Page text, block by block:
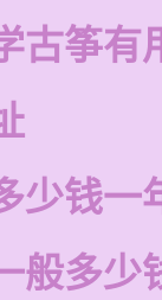
古筝有
少钱一
般多少